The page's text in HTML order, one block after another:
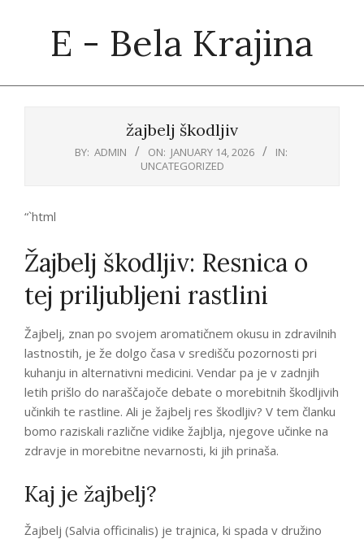
E - Bela Krajina
žajbelj škodljiv
BY: ADMIN ON: JANUARY 14, 2026
IN:
UNCATEGORIZED
“`html
Žajbelj škodljiv: Resnica o
tej priljubljeni rastlini
Žajbelj, znan po svojem aromatičnem okusu in zdravilnih
lastnostih, je že dolgo časa v središču pozornosti pri
kuhanju in alternativni medicini. Vendar pa je v zadnjih
letih prišlo do naraščajoče debate o morebitnih škodljivih
učinkih te rastline. Ali je žajbelj res škodljiv? V tem članku
bomo raziskali različne vidike žajblja, njegove učinke na
zdravje in morebitne nevarnosti, ki jih prinaša.
Kaj je žajbelj?
Žajbelj (Salvia officinalis) je trajnica, ki spada v družino